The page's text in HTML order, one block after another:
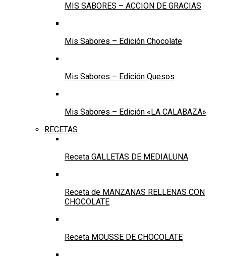
MIS SABORES – ACCION DE GRACIAS
Mis Sabores – Edición Chocolate
Mis Sabores – Edición Quesos
Mis Sabores – Edición «LA CALABAZA»
RECETAS
Receta GALLETAS DE MEDIALUNA
Receta de MANZANAS RELLENAS CON
CHOCOLATE
Receta MOUSSE DE CHOCOLATE